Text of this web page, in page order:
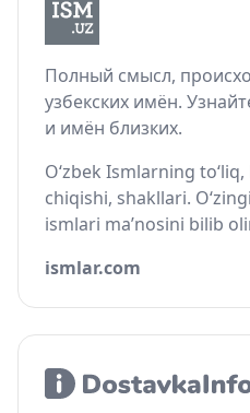
Полный смысл,
узбекских имён.
и имён близких.
O‘zbek Ismlarning
chiqishi, shakllari.
ismlari ma’nosini bilib
ismlar.com